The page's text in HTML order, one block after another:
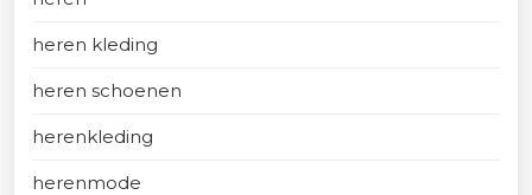
heren kleding
heren schoenen
herenkleding
herenmode